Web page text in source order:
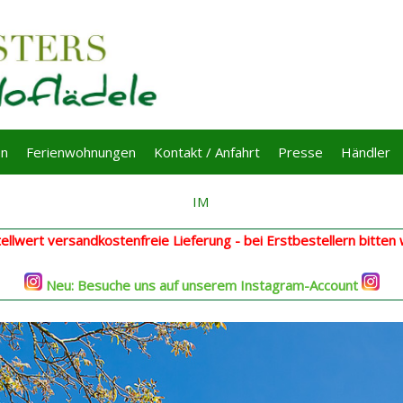
Ferienwohnungen Kontakt / Anfahrt Presse Händler
IM
versandkostenfreie Lieferung - bei Erstbestellern bitten
Neu: Besuche uns auf unserem Instagram-Account